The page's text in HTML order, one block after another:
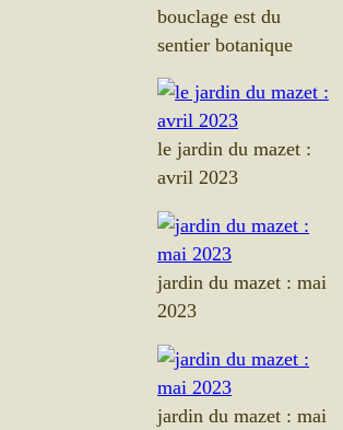
bouclage est du
sentier botanique
le jardin du mazet :
avril 2023
jardin du mazet : mai
2023
jardin du mazet : mai